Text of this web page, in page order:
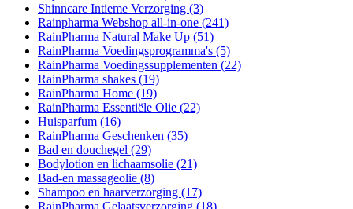
Shinncare Intieme Verzorging (3)
Rainpharma Webshop all-in-one (241)
RainPharma Natural Make Up (51)
RainPharma Voedingsprogramma's (5)
RainPharma Voedingssupplementen (22)
RainPharma shakes (19)
RainPharma Home (19)
RainPharma Essentiële Olie (22)
Huisparfum (16)
RainPharma Geschenken (35)
Bad en douchegel (29)
Bodylotion en lichaamsolie (21)
Bad-en massageolie (8)
Shampoo en haarverzorging (17)
RainPharma Gelaatsverzorging (18)